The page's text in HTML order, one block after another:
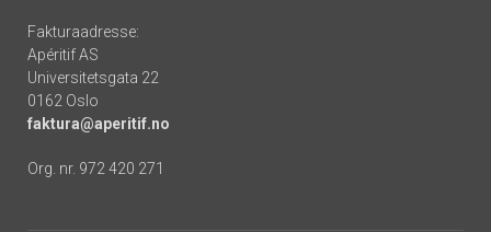
Fakturaadresse:
Apéritif AS
Universitetsgata 22
0162 Oslo
faktura@aperitif.no
Org. nr. 972 420 271